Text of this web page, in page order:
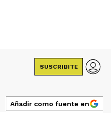
SUSCRIBITE
Añadir como fuente en